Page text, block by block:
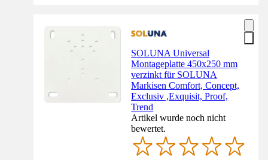
SOLUNA Universal
Montageplatte 450x250 mm
verzinkt für SOLUNA
Markisen Comfort, Concept,
Exclusiv ,Exquisit, Proof,
Trend
Artikel wurde noch nicht
bewertet.